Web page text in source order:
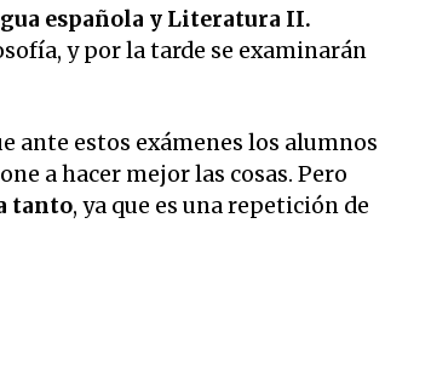
española y Literatura II.
y por la tarde se examinarán
ante estos exámenes los alumnos
a hacer mejor las cosas. Pero
tanto, ya que es una repetición de